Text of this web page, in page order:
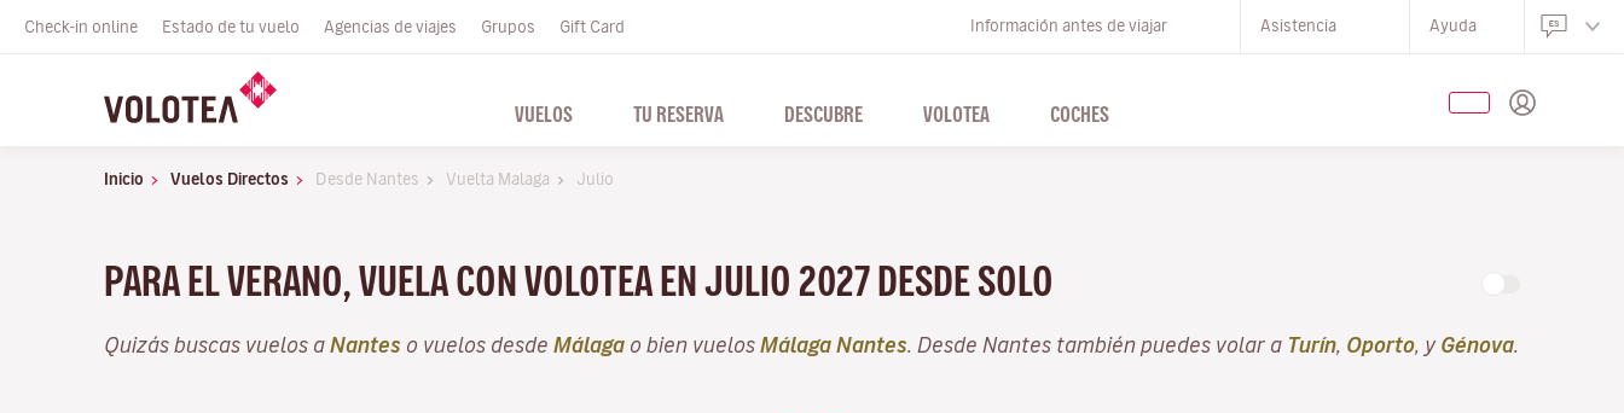
Check-in online Estado de tu vuelo Agencias de viajes Grupos Gift Card Información antes de viajar Asistencia Ayuda
VUELOS TU RESERVA DESCUBRE VOLOTEA COCHES
Inicio Vuelos Directos Desde Nantes Vuelta Malaga Julio
PARA EL VERANO, VUELA CON VOLOTEA EN JULIO 2027 DESDE SOLO
Quizás buscas vuelos a Nantes o vuelos desde Málaga o bien vuelos Málaga Nantes . Desde Nantes también puedes volar a Turín Oporto , y Génova